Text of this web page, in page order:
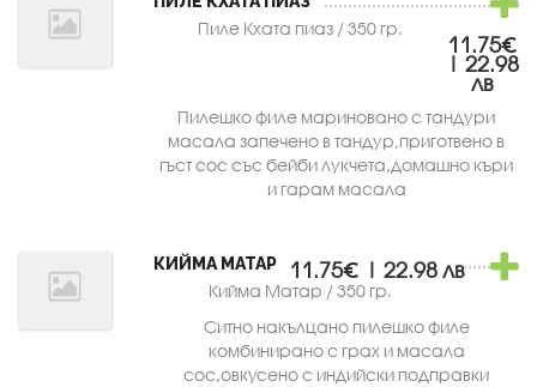
Пиле Кхата пиаз / 350 гр.
11.75€
| 22.98
лв
Пилешко филе мариновано с тандури
масала запечено в тандур,приготвено в
гъст сос със бейби лукчета,домашно къри
и гарам масала
КИЙМА МАТАР
Кийма Матар / 350 гр.
11.75€ | 22.98 лв
Ситно накълцано пилешко филе
комбинирано с грах и масала
сос,овкусено с индийски подправки